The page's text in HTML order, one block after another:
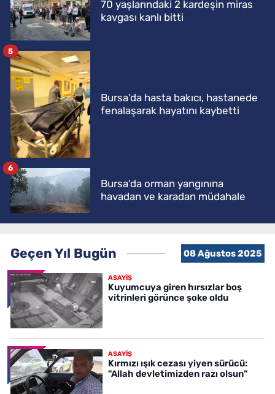
70 yaşlarındaki 2 kardeşin miras
kavgası kanlı bitti
Bursa'da hasta bakıcı, hastanede
fenalaşarak hayatını kaybetti
5
Bursa'da orman yangınına
havadan ve karadan müdahale
6
Geçen Yıl Bugün 08 Ağustos 2025
ASAYİŞ
Kuyumcuya giren hırsızlar boş
vitrinleri görünce şoke oldu
ASAYİŞ
Kırmızı ışık cezası yiyen sürücü:
"Allah devletimizden razı olsun"